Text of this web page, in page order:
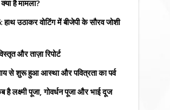
है मामला?
उठाकर वोटिंग में बीजेपी के सौरव जोशी
और ताज़ा रिपोर्ट
से शुरू हुआ आस्था और पवित्रता का पर्व
है लक्ष्मी पूजा, गोवर्धन पूजा और भाई दूज